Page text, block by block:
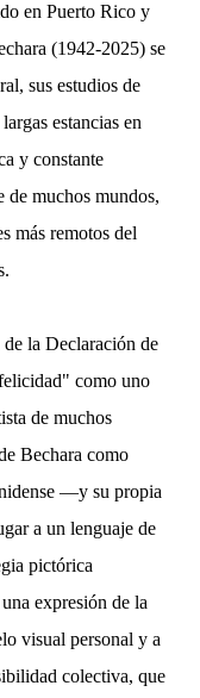
en Puerto Rico y
(1942-2025) se
sus estudios de
estancias en
y constante
de muchos mundos,
más remotos del
la Declaración de
como uno
de muchos
Bechara como
—y su propia
a un lenguaje de
pictórica
expresión de la
visual personal y a
colectiva, que